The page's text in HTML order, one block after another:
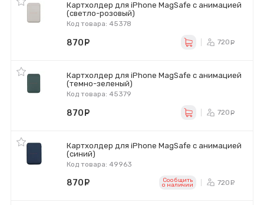
Картхолдер для iPhone MagSafe с анимацией
(светло-розовый)
Код товара: 45378
870 720
Картхолдер для iPhone MagSafe с анимацией
(темно-зеленый)
Код товара: 45379
870 720
Картхолдер для iPhone MagSafe с анимацией
(синий)
Код товара: 49963
870 Сообщить
o наличии 720